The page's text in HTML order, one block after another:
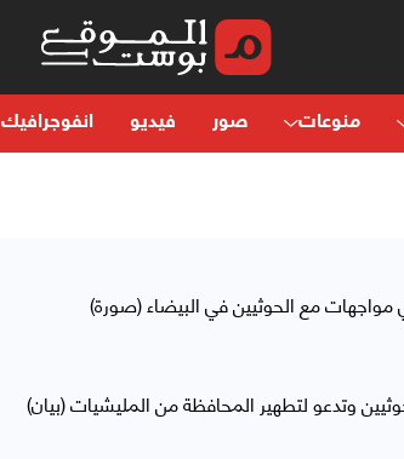
منوعات صور فيديو انفوجرافيك
مع الحوثيين في البيضاء (صورة)
وتدعو لتطهير المحافظة من المليشيات (بيان)